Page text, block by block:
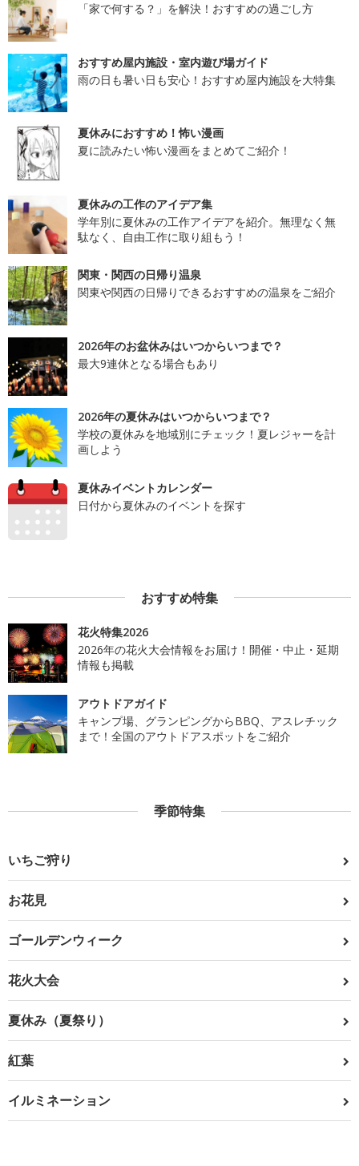
「家で何する？」を解決！おすすめの過ごし方
おすすめ屋内施設・室内遊び場ガイド
雨の日も暑い日も安心！おすすめ屋内施設を大特集
夏休みにおすすめ！怖い漫画
夏に読みたい怖い漫画をまとめてご紹介！
夏休みの工作のアイデア集
学年別に夏休みの工作アイデアを紹介。無理なく無
駄なく、自由工作に取り組もう！
関東・関西の日帰り温泉
関東や関西の日帰りできるおすすめの温泉をご紹介
2026年のお盆休みはいつからいつまで？
最大9連休となる場合もあり
2026年の夏休みはいつからいつまで？
学校の夏休みを地域別にチェック！夏レジャーを計
画しよう
夏休みイベントカレンダー
日付から夏休みのイベントを探す
おすすめ特集
花火特集2026
2026年の花火大会情報をお届け！開催・中止・延期
情報も掲載
アウトドアガイド
キャンプ場、グランピングからBBQ、アスレチック
まで！全国のアウトドアスポットをご紹介
季節特集
いちご狩り
お花見
ゴールデンウィーク
花火大会
夏休み（夏祭り）
紅葉
イルミネーション